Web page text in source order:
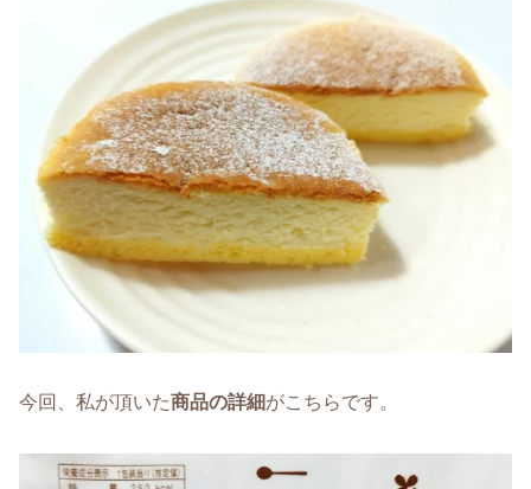
今回、私が頂いた商品の詳細がこちらです。